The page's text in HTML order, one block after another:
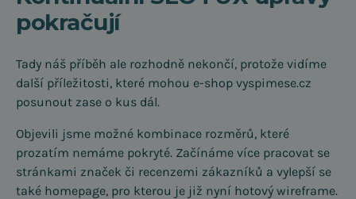
pokračují
Tady náš příběh ale rozhodně nekončí, protože vidíme
další příležitosti, které mohou e-shop vyspimese.cz
posunout zase o kus dál.
Objevili jsme možné kombinace rozměrů, které
prozatím nemáme pokryté. Začínáme více pracovat se
stránkami značek či recenzemi zákazníků a vylepší se
také homepage, pro kterou je již nyní hotový wireframe.